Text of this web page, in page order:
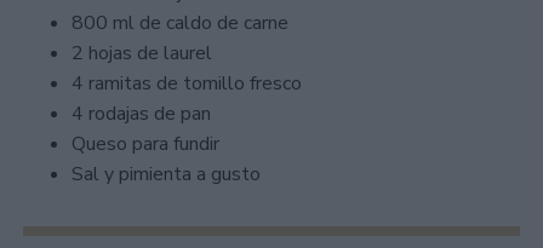
800 ml de caldo de carne
2 hojas de laurel
4 ramitas de tomillo fresco
4 rodajas de pan
Queso para fundir
Sal y pimienta a gusto